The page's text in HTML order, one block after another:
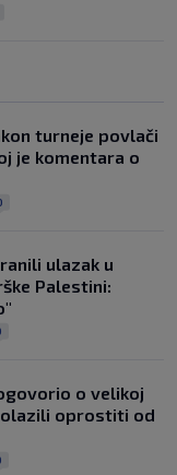
turneje povlači
je komentara o
ulazak u
Palestini:
o velikoj
oprostiti od